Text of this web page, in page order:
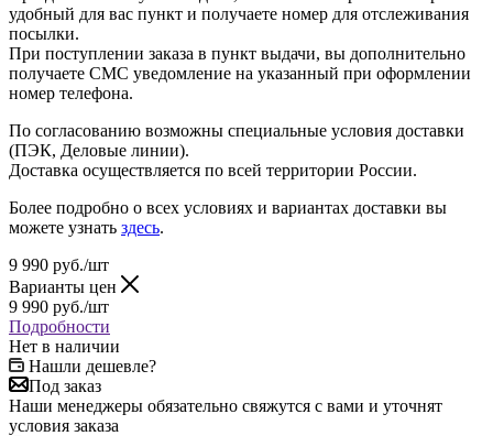
удобный для вас пункт и получаете номер для отслеживания
посылки.
При поступлении заказа в пункт выдачи, вы дополнительно
получаете СМС уведомление на указанный при оформлении
номер телефона.
По согласованию возможны специальные условия доставки
(ПЭК, Деловые линии).
Доставка осуществляется по всей территории России.
Более подробно о всех условиях и вариантах доставки вы
можете узнать здесь.
9 990 руб./шт
Варианты цен
9 990 руб./шт
Подробности
Нет в наличии
Нашли дешевле?
Под заказ
Наши менеджеры обязательно свяжутся с вами и уточнят
условия заказа